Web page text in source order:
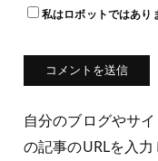
私はロボットではあり
自分のブログやサ
の記事のURLを入